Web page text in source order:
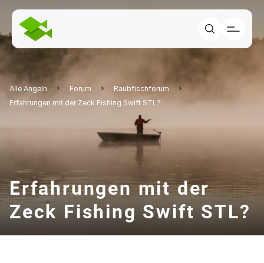
Alle Angeln Forum
Raubfischforum
Erfahrungen mit der Zeck Fishing Swift STL?
Erfahrungen mit der
Zeck Fishing Swift STL?